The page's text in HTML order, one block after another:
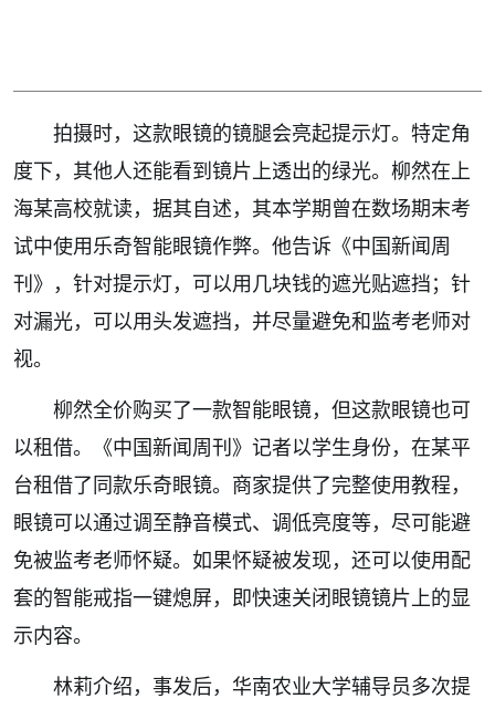
拍摄时，这款眼镜的镜腿会亮起提示灯。特定角
度下，其他人还能看到镜片上透出的绿光。柳然在上
海某高校就读，据其自述，其本学期曾在数场期末考
试中使用乐奇智能眼镜作弊。他告诉《中国新闻周
刊》，针对提示灯，可以用几块钱的遮光贴遮挡；针
对漏光，可以用头发遮挡，并尽量避免和监考老师对
视。
柳然全价购买了一款智能眼镜，但这款眼镜也可
以租借。《中国新闻周刊》记者以学生身份，在某平
台租借了同款乐奇眼镜。商家提供了完整使用教程，
眼镜可以通过调至静音模式、调低亮度等，尽可能避
免被监考老师怀疑。如果怀疑被发现，还可以使用配
套的智能戒指一键熄屏，即快速关闭眼镜镜片上的显
示内容。
林莉介绍，事发后，华南农业大学辅导员多次提